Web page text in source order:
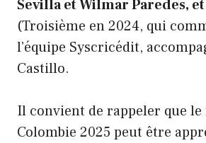
Sevilla et Wilmar Paredes,
(Troisième en 2024, qui
l’équipe Syscricédit,
Castillo.
Il convient de rappeler que
Colombie 2025 peut être